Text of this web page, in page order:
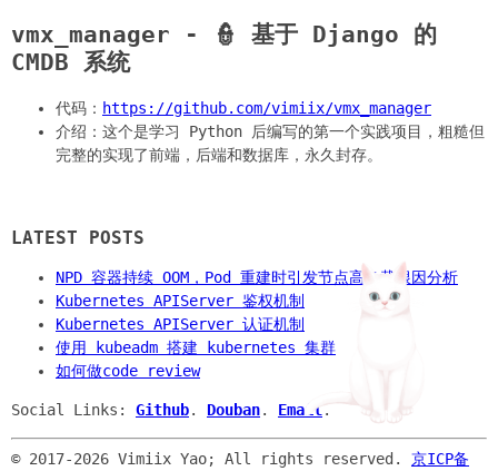
vmx_manager - 👮 基于 Django 的
CMDB 系统
代码： https://github.com/vimiix/vmx_manager
介绍：这个是学习 Python 后编写的第一个实践项目，粗糙但
完整的实现了前端，后端和数据库，永久封存。
LATEST POSTS
NPD 容器持续 OOM，Pod 重建时引发节点高负载根因分析
Kubernetes APIServer 鉴权机制
Kubernetes APIServer 认证机制
使用 kubeadm 搭建 kubernetes 集群
如何做code review
Social Links: Github. Douban. Email.
© 2017-2026 Vimiix Yao; All rights reserved. 京ICP备